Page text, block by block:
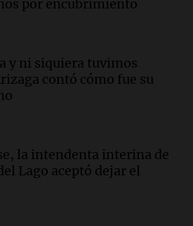
del empleo en
de crisis económica
por tragedia vial en
quiebra de Lebron
de una investigación
por encubrimiento
y ni siquiera tuvimos
contó cómo fue su
la intendenta interina de
Lago aceptó dejar el